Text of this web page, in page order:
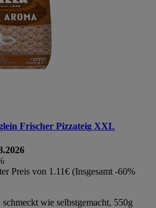
Frischer Pizzateig XXL
Preis von 1.11€ (Insgesamt -60%
wie selbstgemacht, 550g